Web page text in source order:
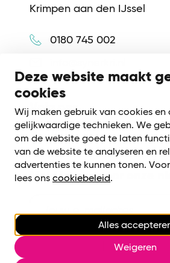
Deze website maakt
cookies
Wij maken gebruik van cookies en
gelijkwaardige technieken. We
om de website goed te laten
van de website te analyseren en
advertenties te kunnen tonen.
lees ons cookiebeleid.
Alles
Weigeren
Krimpen aan den IJssel
0180 745 002
Volg ons
Meld je aan voor onze
Privacy